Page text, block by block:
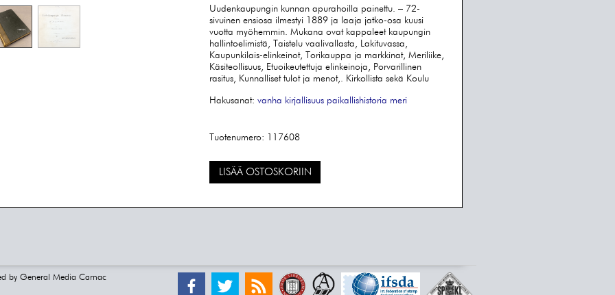
Uudenkaupungin kunnan apurahoilla painettu. – 72-
sivuinen ensiosa ilmestyi 1889 ja laaja jatko-osa kuusi
vuotta myöhemmin. Mukana ovat kappaleet kaupungin
hallintoelimistä, Taistelu vaalivallasta, Lakituvassa,
Kaupunkilais-elinkeinot, Torikauppa ja markkinat, Meriliike,
Käsiteollisuus, Etuoikeutettuja elinkeinoja, Porvarillinen
rasitus, Kunnalliset tulot ja menot,. Kirkollista sekä Koulu
Hakusanat: vanha kirjallisuus paikallishistoria meri
Tuotenumero: 117608
LISÄÄ OSTOSKORIIN
by General Media Carnac